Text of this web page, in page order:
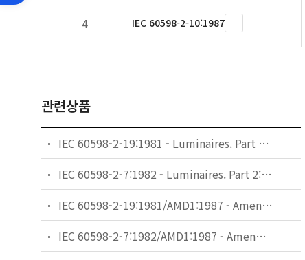
4 IEC 60598-2-10:1987
관련상품
IEC 60598-2-19:1981 - Luminaires. Part 2: Particular requirements. Section Nineteen: Air-handling luminaires (safety requirements)
IEC 60598-2-7:1982 - Luminaires. Part 2: Particular requirements. Section Seven: Portable luminaires for garden use
IEC 60598-2-19:1981/AMD1:1987 - Amendment 1 - Luminaires. Part 2: Particular requirements. Section Nineteen: Air-handling luminaires (safety requirements)
IEC 60598-2-7:1982/AMD1:1987 - Amendment 1 - Luminaires. Part 2: Particular requirements. Section Seven: Portable luminaires for garden use